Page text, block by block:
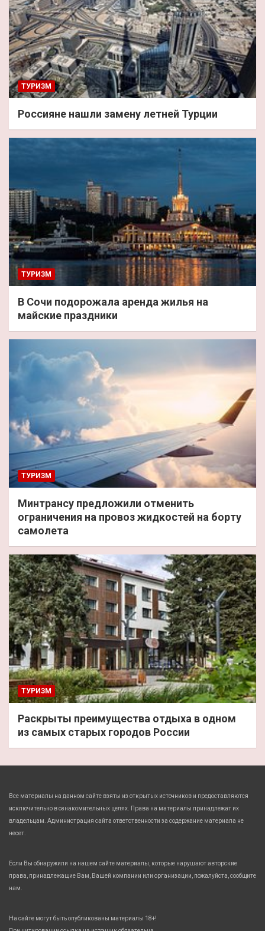
ТУРИЗМ
Россияне нашли замену летней Турции
ТУРИЗМ
В Сочи подорожала аренда жилья на
майские праздники
ТУРИЗМ
Минтрансу предложили отменить
ограничения на провоз жидкостей на борту
самолета
ТУРИЗМ
Раскрыты преимущества отдыха в одном
из самых старых городов России
Все материалы на данном сайте взяты из открытых источников и предоставляются
исключительно в ознакомительных целях. Права на материалы принадлежат их
владельцам. Администрация сайта ответственности за содержание материала не
несет.
Если Вы обнаружили на нашем сайте материалы, которые нарушают авторские
права, принадлежащие Вам, Вашей компании или организации, пожалуйста, сообщите
нам.
На сайте могут быть опубликованы материалы 18+!